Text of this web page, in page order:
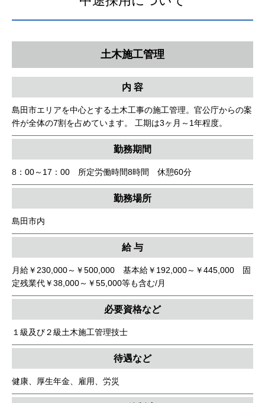
土木施工管理
内 容
島田市エリアを中心とする土木工事の施工管理。官公庁からの案
件が全体の7割を占めています。 工期は3ヶ月～1年程度。
勤務期間
8：00～17：00 所定労働時間8時間 休憩60分
勤務場所
島田市内
給 与
月給￥230,000～￥500,000 基本給￥192,000～￥445,000 固
定残業代￥38,000～￥55,000等も含む/月
必要資格など
１級及び２級土木施工管理技士
待遇など
健康、厚生年金、雇用、労災